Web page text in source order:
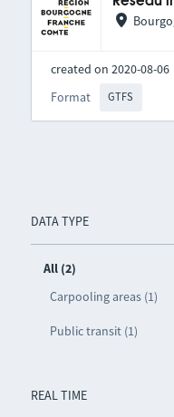
DATA TYPE
All (2)
Carpooling areas (1)
Public transit (1)
REAL TIME
created on 2020-08-06
Format
GTFS